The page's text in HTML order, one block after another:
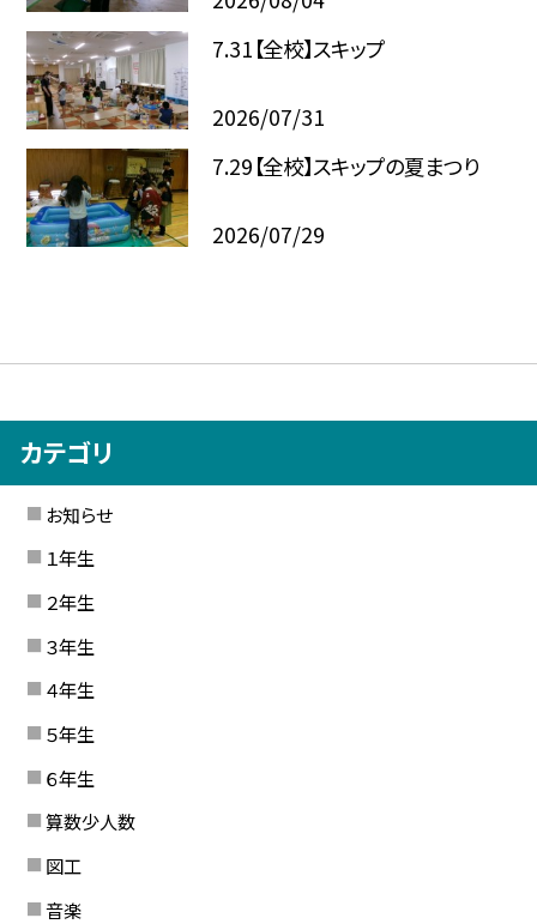
7.31【全校】スキップ
2026/07/31
7.29【全校】スキップの夏まつり
2026/07/29
カテゴリ
お知らせ
１年生
２年生
３年生
４年生
５年生
６年生
算数少人数
図工
音楽